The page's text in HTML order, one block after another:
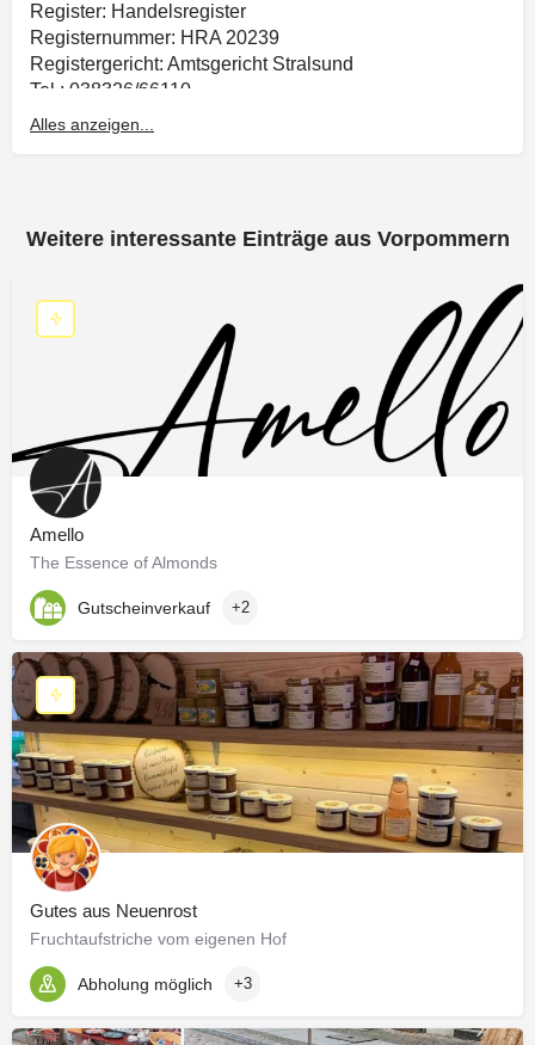
Register: Handelsregister
Registernummer: HRA 20239
Registergericht: Amtsgericht Stralsund
Tel.: 038326/66110
Fax: 038326/66166
Hendryk Kühl
HRB 20239
Alles anzeigen...
Weitere interessante Einträge aus Vorpommern
Amello
The Essence of Almonds
Gutscheinverkauf +2
Gutes aus Neuenrost
Fruchtaufstriche vom eigenen Hof
Abholung möglich +3